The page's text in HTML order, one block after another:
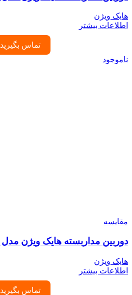
هایک ویژن
اطلاعات بیشتر
تماس بگیرید
ناموجود
مقایسه
دوربین مداربسته هایک ویژن مدل DS-2CE10DF3T-FS
هایک ویژن
اطلاعات بیشتر
تماس بگیرید